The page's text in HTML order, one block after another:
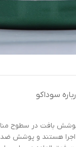
سوداکو
پوشش بافت در سطوح